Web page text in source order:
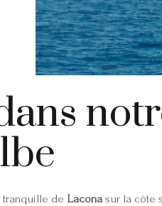
tranquille de Laconasur la côte